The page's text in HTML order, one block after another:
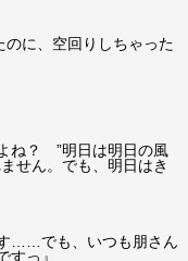
のに、空回りしちゃった
ね？ ”明日は明日の風
せん。でも、明日はき
……でも、いつも朋さん
っ』